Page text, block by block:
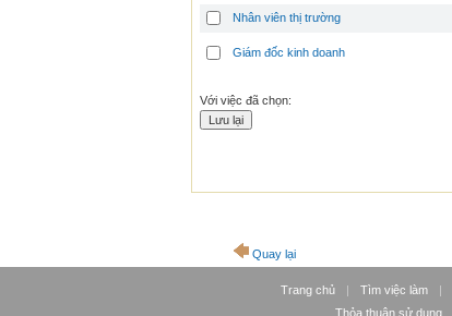
Nhân viên thị trường
Giám đốc kinh doanh
Với việc đã chọn:
Quay lại
Trang chủ | Tìm việc làm |
Thỏa thuận sử dụng